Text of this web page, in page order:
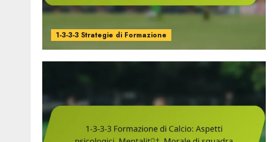
1-3-3-3 Strategie di Formazione